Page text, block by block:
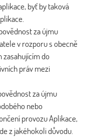
byť by taková
za újmu
v rozporu s obecně
zasahujícím do
práv mezi
za újmu
nebo
provozu Aplikace,
z jakéhokoli důvodu.